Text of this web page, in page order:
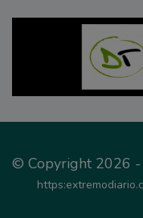
© Copyright 2026 -